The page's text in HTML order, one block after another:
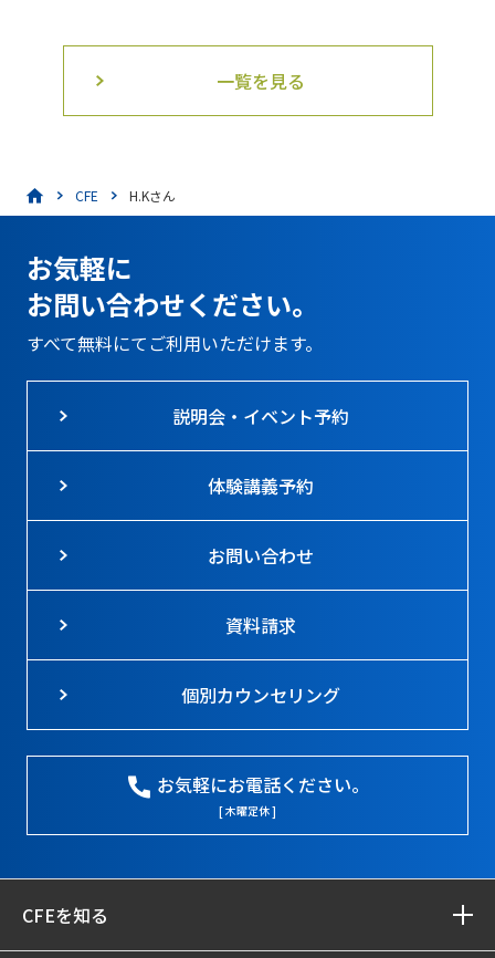
一覧を見る
CFE H.Kさん
お気軽に
お問い合わせください。
すべて無料にてご利用いただけます。
説明会・イベント予約
体験講義予約
お問い合わせ
資料請求
個別カウンセリング
お気軽にお電話ください。
[ 木曜定休 ]
CFEを知る